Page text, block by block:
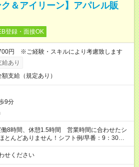
＆アイリーン】アパレル販
登録・面接OK
円 ※ご経験・スキルにより考慮致します
あり
支給（規定あり）
9分
とんどありません！シフト例/早番：9：30～
：00～20：30
せください